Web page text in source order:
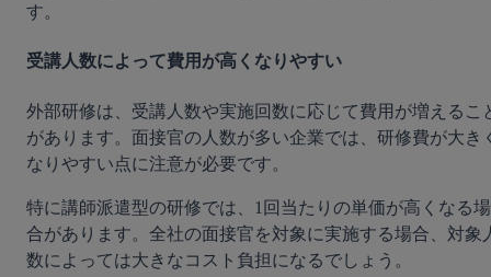
す。
受講人数によって費用が高くなりやすい
外部研修は、受講人数や実施回数に応じて費用が増えるこ
があります。面接官の人数が多い企業では、研修費が大き
なりやすい点に注意が必要です。
特に講師派遣型の研修では、1回当たりの単価が高くなる場
合があります。全社の面接官を対象に実施する場合、対象
数によっては大きなコスト負担になるでしょう。